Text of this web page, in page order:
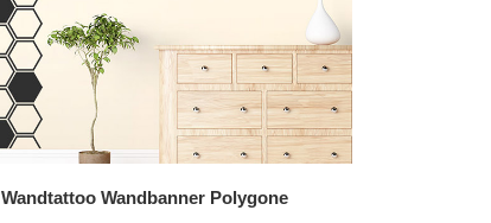
Wandtattoo Wandbanner Polygone